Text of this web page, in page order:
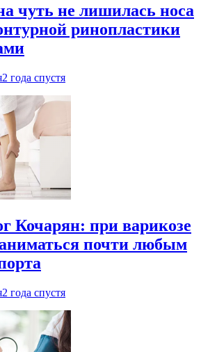
чуть не лишилась носа
ринопластики
2 года спустя
Кочарян: при варикозе
почти любым
2 года спустя